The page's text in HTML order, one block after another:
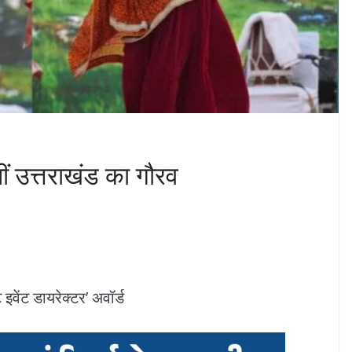
उत्तराखंड का गौरव
डायरेक्टर’ अवॉर्ड